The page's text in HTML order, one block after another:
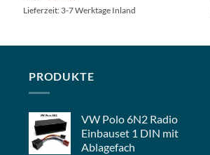
Lieferzeit: 3-7 Werktage Inland
PRODUKTE
VW Polo 6N2 Radio
Einbauset 1 DIN mit
Ablagefach